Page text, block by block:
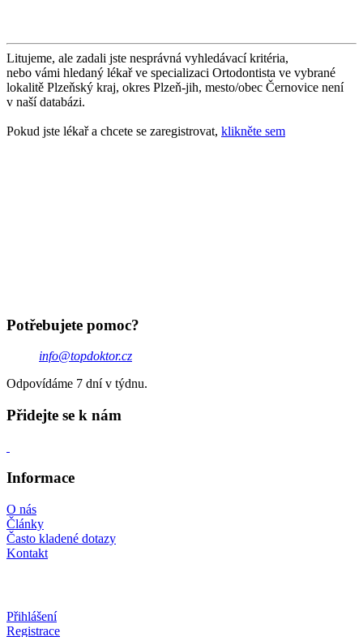
Litujeme, ale zadali jste nesprávná vyhledávací kritéria,
nebo vámi hledaný lékař ve specializaci Ortodontista ve vybrané
lokalitě Plzeňský kraj, okres Plzeň-jih, mesto/obec Černovice není
v naší databázi.
Pokud jste lékař a chcete se zaregistrovat, klikněte sem
Potřebujete pomoc?
info@topdoktor.cz
Odpovídáme 7 dní v týdnu.
Přidejte se k nám
Informace
O nás
Články
Často kladené dotazy
Kontakt
Přihlášení
Registrace